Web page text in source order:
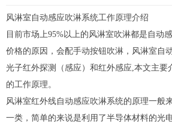
风淋室 自动感应吹淋系统工作原理介绍
目前市场上95%以上的风淋室吹淋都是自动
价格的原因，会配手动按钮吹淋，风淋室自
光子红外探测（感应）和红外感应,本文主要
的工作原理。
风淋室红外线自动感应吹淋系统的原理一般
一类，简单的来说是利用了半导体材料的光